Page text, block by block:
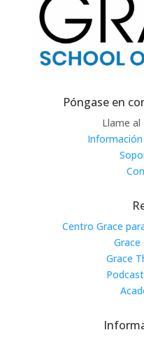
Póngase en
Llame al
Centro Grace
Grace